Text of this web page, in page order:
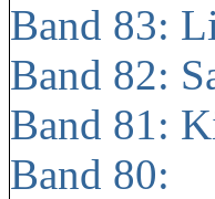
Band 83:
Band 82:
Band 81:
Band 80: